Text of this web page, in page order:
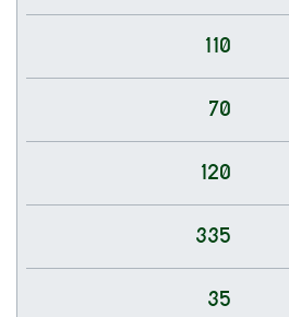
110
70
120
335
35